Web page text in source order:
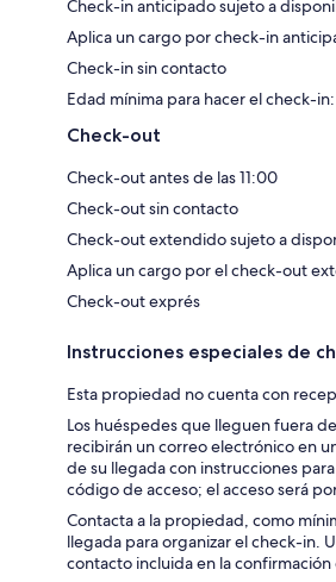
Check-in anticipado sujeto a
Aplica un cargo por check-in
Check-in sin contacto
Edad mínima para hacer el check-in:
Check-out
Check-out antes de las 11:00
Check-out sin contacto
Check-out extendido sujeto a
Aplica un cargo por el check-out
Check-out exprés
Instrucciones especiales de
Esta propiedad no cuenta con
Los huéspedes que lleguen fuera
recibirán un correo electrónico en
de su llegada con instrucciones
código de acceso; el acceso será
Contacta a la propiedad, como
llegada para organizar el check-in.
contacto incluida en la confirmación